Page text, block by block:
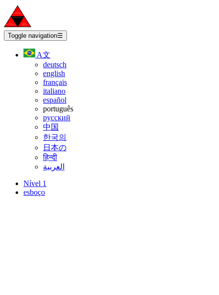
Toggle navigation☰
A文
deutsch
english
français
italiano
español
português
русский
中国
한국의
日本の
हिन्दी
العربية
Nível 1
esboço